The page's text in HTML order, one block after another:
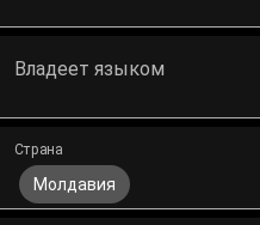
Владеет языком
Страна
Молдавия